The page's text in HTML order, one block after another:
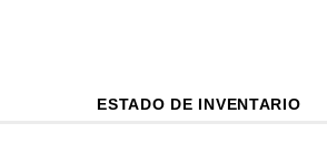
ESTADO DE INVENTARIO